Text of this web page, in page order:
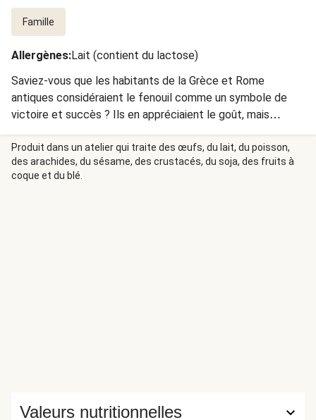
Famille
Allergènes:Lait (contient du lactose)
Saviez-vous que les habitants de la Grèce et Rome
antiques considéraient le fenouil comme un symbole de
victoire et succès ? Ils en appréciaient le goût, mais
pensaient aussi qu'il apportait force et sagesse !
Produit dans un atelier qui traite des œufs, du lait, du poisson,
des arachides, du sésame, des crustacés, du soja, des fruits à
coque et du blé.
Valeurs nutritionnelles